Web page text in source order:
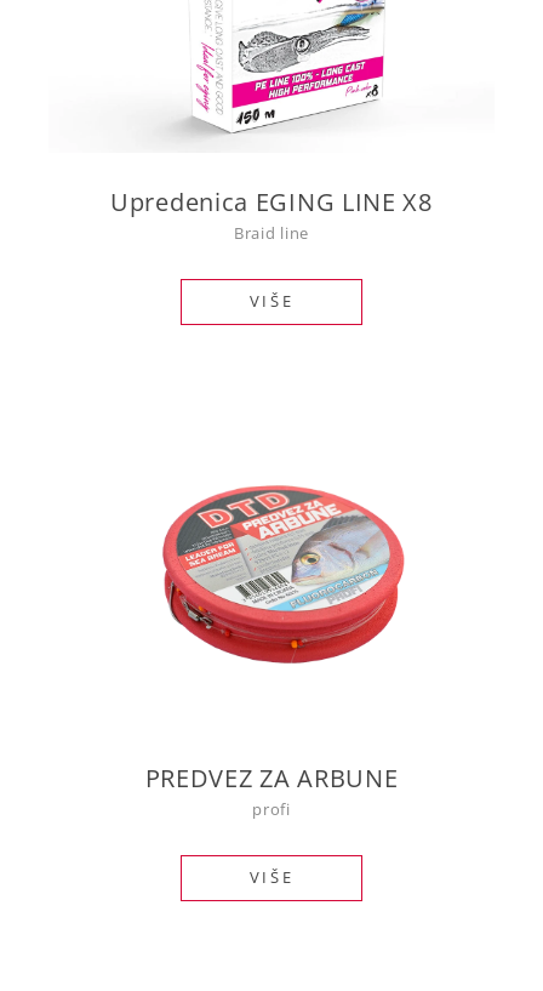
Upredenica EGING LINE X8
Braid line
VIŠE
PREDVEZ ZA ARBUNE
profi
VIŠE